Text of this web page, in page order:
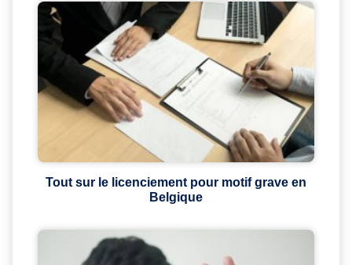
Tout sur le licenciement pour motif grave en
Belgique